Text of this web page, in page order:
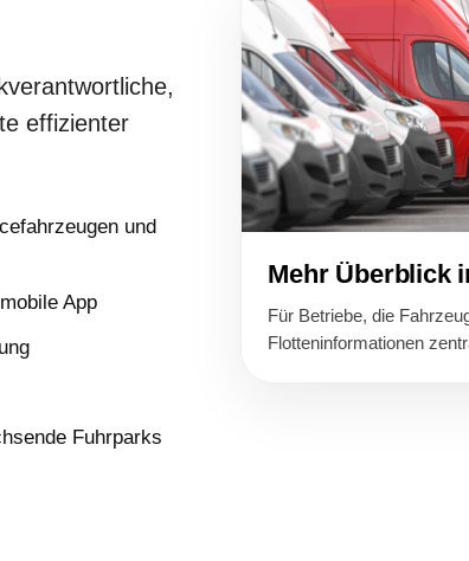
effizienter
und
App
Fuhrparks
Mehr Überblick
Für Betriebe, die
Flotteninformationen